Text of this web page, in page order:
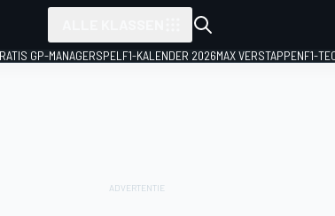
GP-MANAGERSPEL F1-KALENDER 2026MAX VERSTAPPENF1-